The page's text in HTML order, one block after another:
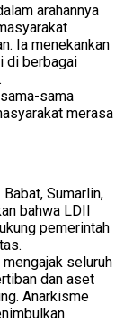
arahannya
Ia menekankan
di berbagai
sama
merasa
Sumarlin,
bahwa LDII
pemerintah
seluruh
dan aset
Anarkisme